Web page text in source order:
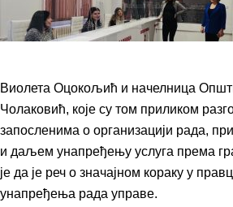
Виолета Оцокољић и начелница
Чолаковић, које су том приликом
запосленима о организацији рада,
и даљем унапређењу услуга према
је да је реч о значајном кораку у
унапређења рада управе.